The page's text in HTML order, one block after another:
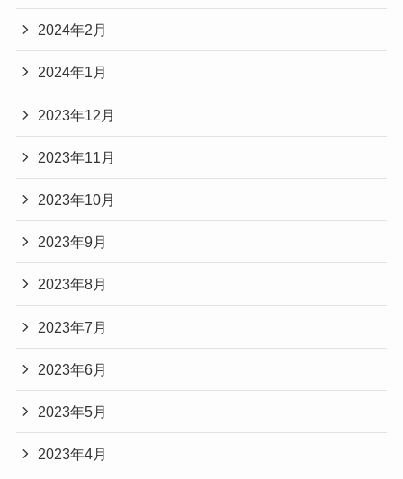
2024年2月
2024年1月
2023年12月
2023年11月
2023年10月
2023年9月
2023年8月
2023年7月
2023年6月
2023年5月
2023年4月